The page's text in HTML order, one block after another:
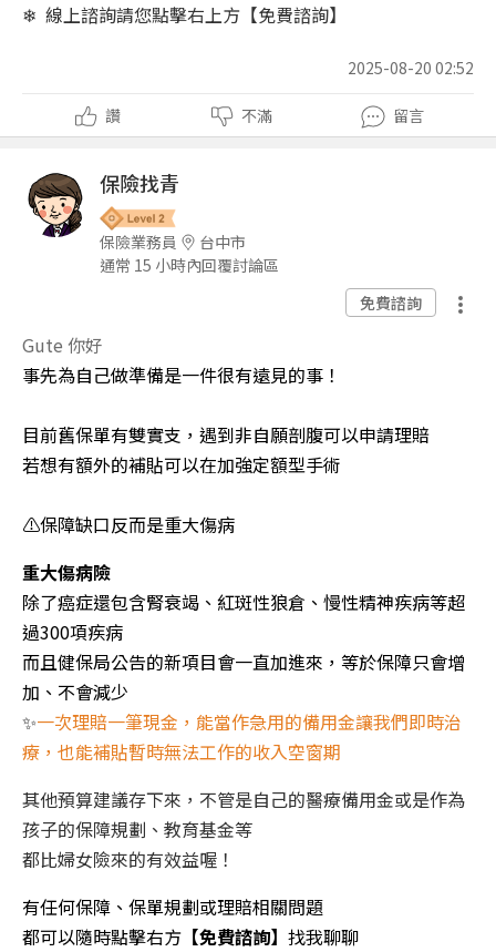
❄ 線上諮詢請您點擊右上方【免費諮詢】
2025-08-20 02:52
讚 不滿 留言
保險找青
保險業務員
台中市
通常 15 小時內回覆討論區
免費諮詢
Gute 你好
事先為自己做準備是一件很有遠見的事！
目前舊保單有雙實支，遇到非自願剖腹可以申請理賠
若想有額外的補貼可以在加強定額型手術
⚠️保障缺口反而是重大傷病
重大傷病險
除了癌症還包含腎衰竭、紅斑性狼倉、慢性精神疾病等超
過300項疾病
而且健保局公告的新項目會一直加進來，等於保障只會增
加、不會減少
✨一次理賠一筆現金，能當作急用的備用金讓我們即時治
療，也能補貼暫時無法工作的收入空窗期
其他預算建議存下來，不管是自己的醫療備用金或是作為
孩子的保障規劃、教育基金等
都比婦女險來的有效益喔！
有任何保障、保單規劃或理賠相關問題
都可以隨時點擊右方 【免費諮詢】 找我聊聊